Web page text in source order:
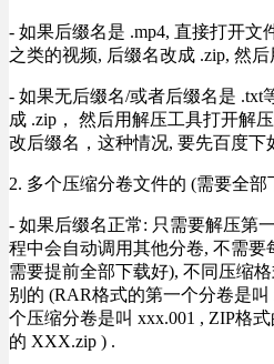
- 如果后缀名是 .mp4, 直接打开文
之类的视频, 后缀名改成 .zip, 然
- 如果无后缀名/或者后缀名是 .txt
成 .zip， 然后用解压工具打开解
改后缀名，这种情况, 要先百度下
2. 多个压缩分卷文件的 (需要全
- 如果后缀名正常: 只需要解压第
程中会自动调用其他分卷, 不需要
需要提前全部下载好), 不同压缩
别的 (RAR格式的第一个分卷是叫
个压缩分卷是叫 xxx.001 , ZIP格
的 XXX.zip ) .